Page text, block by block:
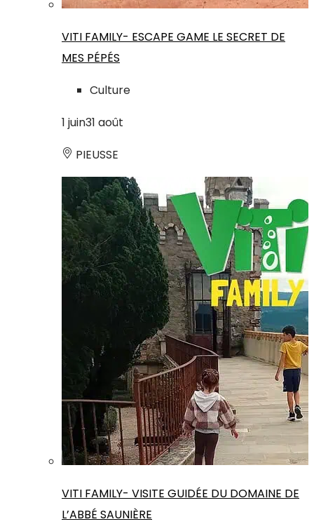
VITI FAMILY- ESCAPE GAME LE SECRET DE
MES PÉPÉS
Culture
1 juin31 août
PIEUSSE
VITI FAMILY- VISITE GUIDÉE DU DOMAINE DE
L’ABBÉ SAUNIÈRE